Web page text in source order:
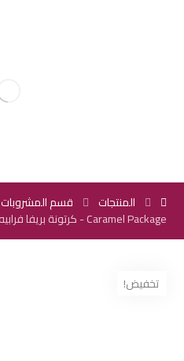
المنتجات قسم المشروبات
Caramel Package - كرتونة بريفا فرابيه قهوة بالكراميل
تخفيض!